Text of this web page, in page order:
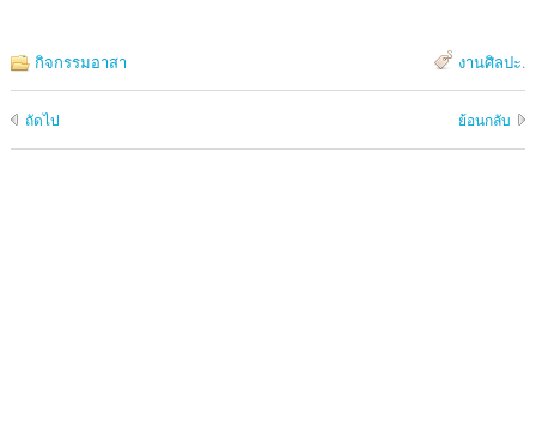
กิจกรรมอาสา งานศิลปะ.
ถัดไป ย้อนกลับ